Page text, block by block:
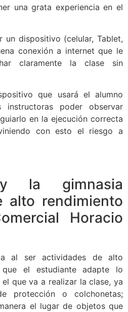
una grata experiencia en el
un dispositivo (celular, Tablet,
conexión a internet que le
claramente la clase sin
que usará el alumno
poder observar
en la ejecución correcta
con esto el riesgo a
la gimnasia
alto rendimiento
Horacio
al ser actividades de alto
que el estudiante adapte lo
que va a realizar la clase, ya
protección o colchonetas;
el lugar de objetos que